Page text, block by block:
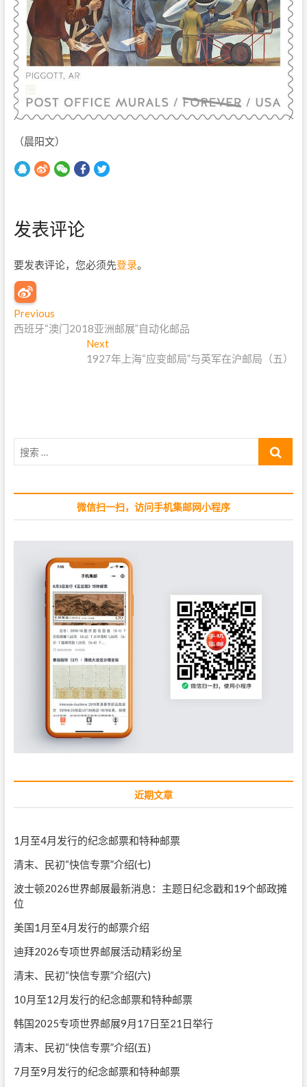
（晨阳文）
发表评论
要发表评论，您必须先登录。
文
章
Previous
r
s
:
西班牙“澳门2018亚洲邮展”自动化邮品
Next
e
:
1927年上海“应变邮局”与英军在沪邮局（五）
微信扫一扫，访问手机集邮网小程序
近期文章
1月至4月发行的纪念邮票和特种邮票
清末、民初“快信专票”介绍(七)
波士顿2026世界邮展最新消息：主题日纪念戳和19个邮政摊
位
美国1月至4月发行的邮票介绍
迪拜2026专项世界邮展活动精彩纷呈
清末、民初“快信专票”介绍(六)
10月至12月发行的纪念邮票和特种邮票
韩国2025专项世界邮展9月17日至21日举行
清末、民初“快信专票”介绍(五)
7月至9月发行的纪念邮票和特种邮票